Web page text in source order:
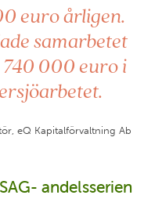
euro årligen.
samarbetet
000 euro i
eQ Kapitalförvaltning Ab
andelsserien